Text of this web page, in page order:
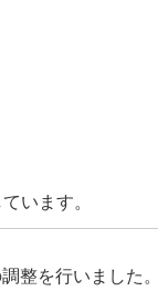
います。
整を行いました。